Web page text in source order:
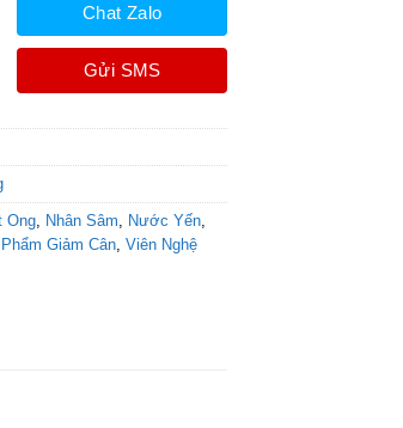
Chat Zalo
Gửi SMS
Ong, Nhân Sâm, Nước Yến,
Giảm Cân,Viên Nghệ